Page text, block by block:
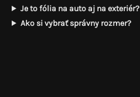
Je to fólia na auto aj na exteriér?
Ako si vybrať správny rozmer?